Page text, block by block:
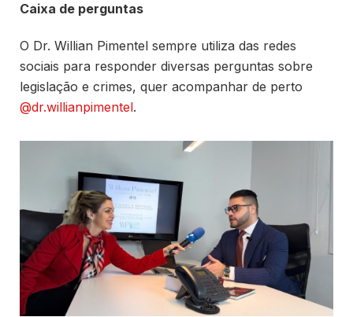
Caixa de perguntas
O Dr. Willian Pimentel sempre utiliza das redes
sociais para responder diversas perguntas sobre
legislação e crimes, quer acompanhar de perto
@dr.willianpimentel.